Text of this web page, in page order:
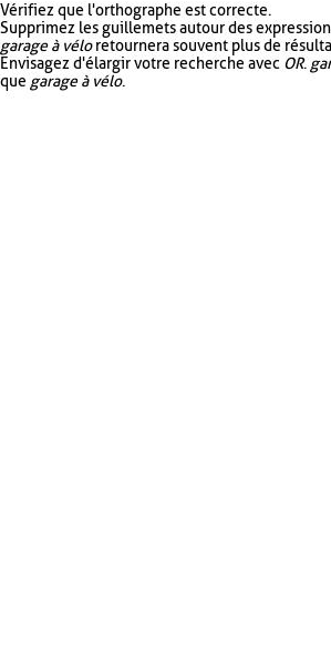
Vérifiez que l'orthographe est correcte.
Supprimez les guillemets autour des
garage à véloretournera souvent plus de
Envisagez d'élargir votre recherche avec OR.
que garage à vélo.